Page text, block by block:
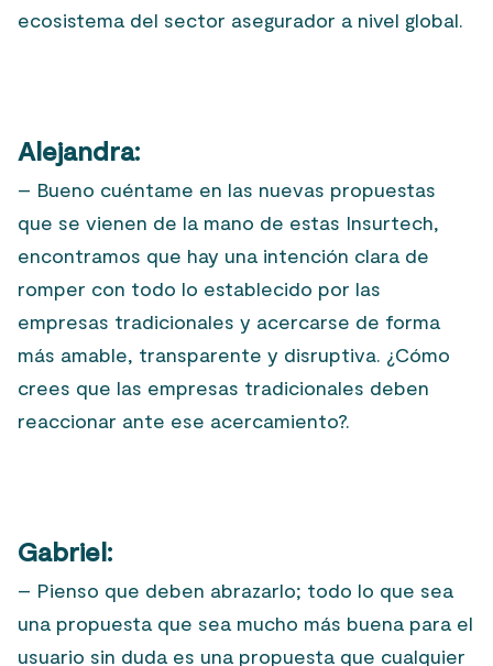
ecosistema del sector asegurador a nivel global.
Alejandra:
– Bueno cuéntame en las nuevas propuestas
que se vienen de la mano de estas Insurtech,
encontramos que hay una intención clara de
romper con todo lo establecido por las
empresas tradicionales y acercarse de forma
más amable, transparente y disruptiva. ¿Cómo
crees que las empresas tradicionales deben
reaccionar ante ese acercamiento?.
Gabriel:
– Pienso que deben abrazarlo; todo lo que sea
una propuesta que sea mucho más buena para el
usuario sin duda es una propuesta que cualquier